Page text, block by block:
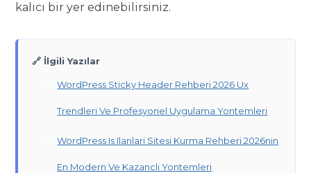
kalıcı bir yer edinebilirsiniz.
🔗 İlgili Yazılar
WordPress Sticky Header Rehberi 2026 Ux
Trendleri Ve Profesyonel Uygulama Yontemleri
WordPress Is Ilanlari Sitesi Kurma Rehberi 2026nin
En Modern Ve Kazancli Yontemleri